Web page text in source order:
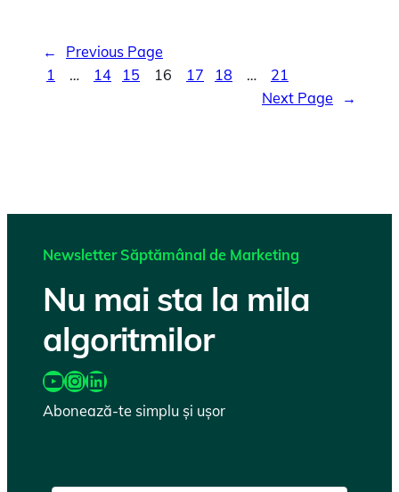
←
Previous Page
1
… 14 15 16 17 18 …
21
Next Page
→
Newsletter Săptămânal de Marketing
Nu mai sta la mila
algoritmilor
https://www.youtube.com/@katairobi InstagramLinkedIn
Abonează-te simplu și ușor